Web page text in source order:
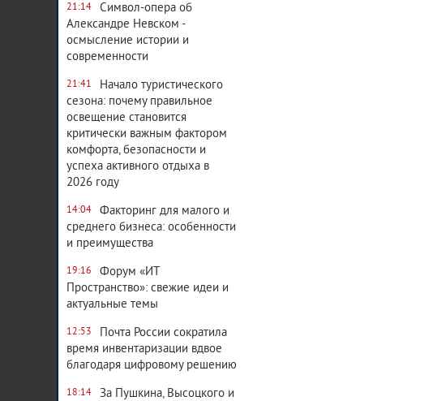
21:14
Символ-опера об
Александре Невском -
осмысление истории и
современности
21:41
Начало туристического
сезона: почему правильное
освещение становится
критически важным фактором
комфорта, безопасности и
успеха активного отдыха в
2026 году
14:04
Факторинг для малого и
среднего бизнеса: особенности
и преимущества
19:16
Форум «ИТ
Пространство»: свежие идеи и
актуальные темы
12:53
Почта России сократила
время инвентаризации вдвое
благодаря цифровому решению
18:14
За Пушкина, Высоцкого и